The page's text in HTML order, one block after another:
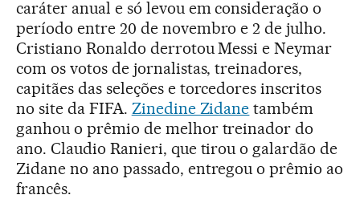
caráter anual e só levou em consideração o
período entre 20 de novembro e 2 de julho.
Cristiano Ronaldo derrotou Messi e Neymar
com os votos de jornalistas, treinadores,
capitães das seleções e torcedores inscritos
no site da FIFA. Zinedine Zidane também
ganhou o prêmio de melhor treinador do
ano. Claudio Ranieri, que tirou o galardão de
Zidane no ano passado, entregou o prêmio ao
francês.